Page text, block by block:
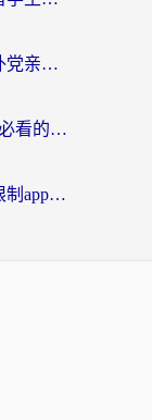
在国外怎么看咪咕视频软件？海外党亲测有效的回国加速方案
12123在国外能登录吗？海外华人必看的回国加速实用指南
海外党追剧必备：手机解除地区限制app怎么选？解决央视视频&国内剧地区限制全指南